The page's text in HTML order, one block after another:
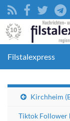
Filstalexpress
Kirchheim
Tiktok Follower